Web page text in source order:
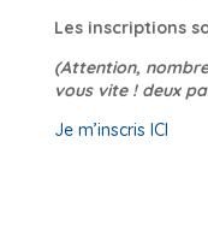
Les inscriptions
(Attention,
vous vite ! deux
Je m’inscris ICI